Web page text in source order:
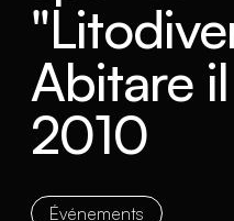
Abitare
2010
Événements